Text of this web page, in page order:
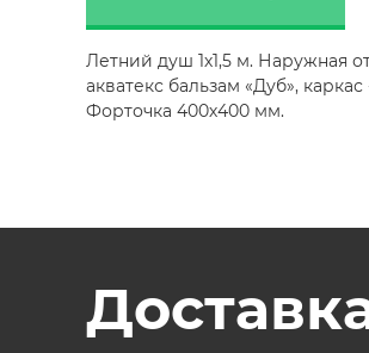
Летний душ 1х1,5 м. Наружная
акватекс бальзам «Дуб»,
Форточка 400х400 мм.